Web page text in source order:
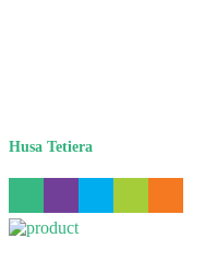
Husa Tetiera